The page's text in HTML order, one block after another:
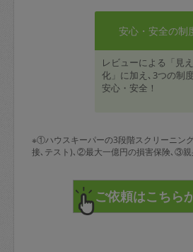
安心・安全の制
レビューによる「見
化」に加え､3つの制
安心・安全！
※①ハウスキーパーの3段階スクリーニン
接､テスト)､②最大一億円の損害保険､③親